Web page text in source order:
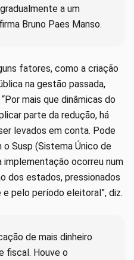
a um
Bruno Paes Manso.
fatores, como a criação
na gestão passada,
mais que dinâmicas do
parte da redução, há
levados em conta. Pode
Susp (Sistema Único de
implementação ocorreu num
dos estados, pressionados
pelo período eleitoral”, diz.
de mais dinheiro
fiscal. Houve o